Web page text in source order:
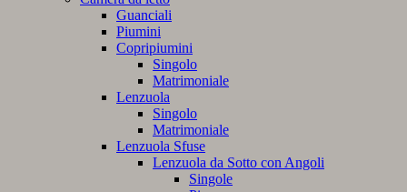
Guanciali
Piumini
Copripiumini
Singolo
Matrimoniale
Lenzuola
Singolo
Matrimoniale
Lenzuola Sfuse
Lenzuola da Sotto con Angoli
Singole